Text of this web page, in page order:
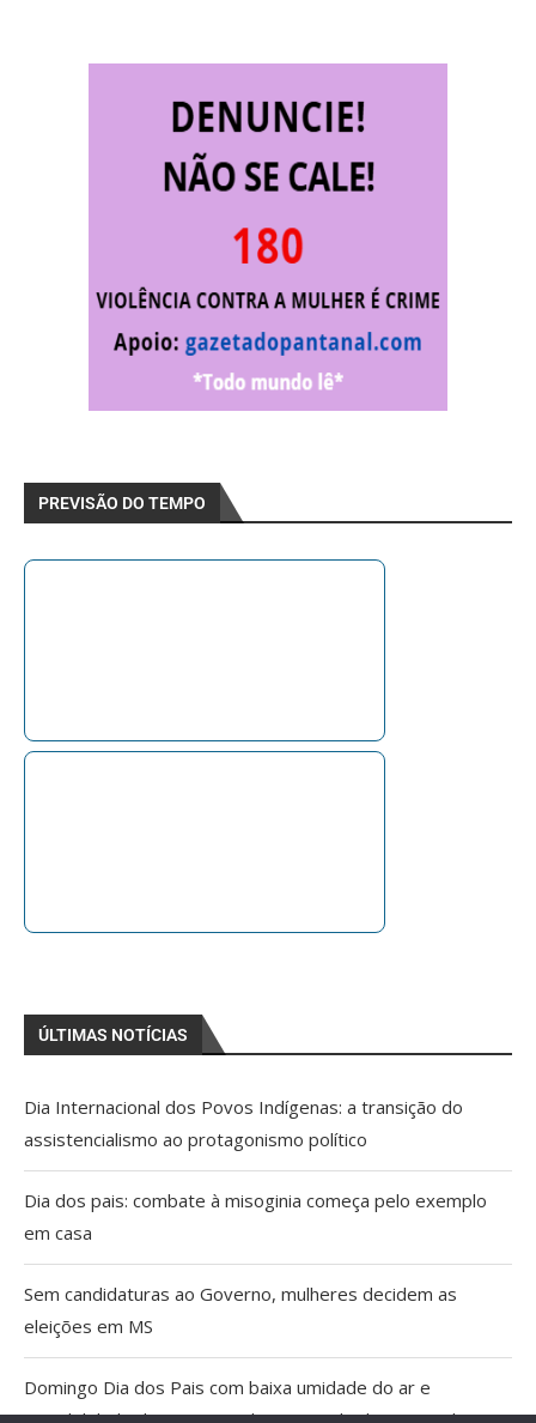
PREVISÃO DO TEMPO
ÚLTIMAS NOTÍCIAS
Dia Internacional dos Povos Indígenas: a transição do
assistencialismo ao protagonismo político
Dia dos pais: combate à misoginia começa pelo exemplo
em casa
Sem candidaturas ao Governo, mulheres decidem as
eleições em MS
Domingo Dia dos Pais com baixa umidade do ar e